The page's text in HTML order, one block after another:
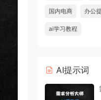
国内电商 办公
ai学习教程
AI提示词